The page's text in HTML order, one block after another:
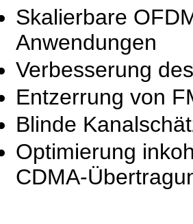
Skalierbare
Anwendungen
Verbesserung
Entzerrung von
Blinde
Optimierung
CDMA-